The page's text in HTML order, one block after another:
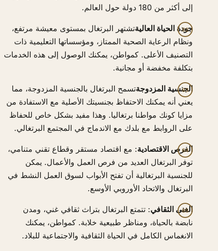
إلى أكثر من 180 دولة حول العالم.
جودة الحياة العاليةتشتهر البرتغال بمستوى معيشة مرتفع،
ونظام الرعاية الصحية الممتاز، ومؤسساتها التعليمية ذات
التصنيف الأعلى. كمواطن، يمكنك الوصول إلى هذه الخدمات
بتكلفة مخفضة أو مجانية.
الجنسية المزدوجةتسمح البرتغال بالجنسية المزدوجة، مما
يعني أنه يمكنك الاحتفاظ بجنسيتك الأصلية مع الاستفادة من
مزايا كونك مواطنا برتغاليا. وهذا مفيد بشكل خاص للحفاظ
على الروابط مع بلدك مع الاندماج في المجتمع البرتغالي.
الفرص الاقتصادية: مع اقتصاد مستقر وقطاع تقني متنامي،
توفر البرتغال العديد من فرص العمل والأعمال. يمكن
للجنسية البرتغالية أن تفتح الأبواب لسوق العمل النشط في
البرتغال والاتحاد الأوروبي الأوسع.
الغنى الثقافي: تتمتع البرتغال بتراث ثقافي غني، ومدن
نابضة بالحياة، ومناظر طبيعية خلابة. كمواطن، يمكنك
الانغماس الكامل في الحياة الثقافية والاجتماعية للبلاد.